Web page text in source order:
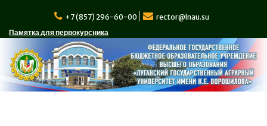
содержимому
+7 (857) 296-60-00
rector@lnau.su
Памятка для первокурсника